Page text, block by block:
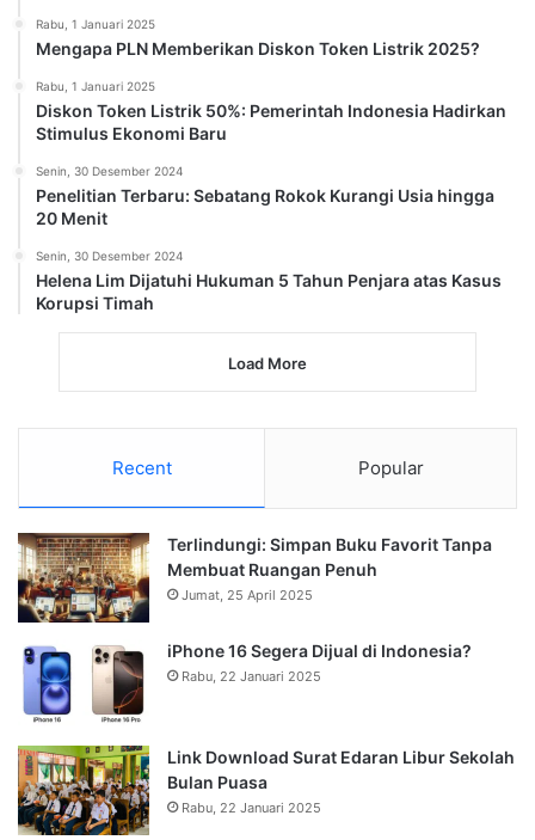
Rabu, 1 Januari 2025
Mengapa PLN Memberikan Diskon Token Listrik 2025?
Rabu, 1 Januari 2025
Diskon Token Listrik 50%: Pemerintah Indonesia Hadirkan
Stimulus Ekonomi Baru
Senin, 30 Desember 2024
Penelitian Terbaru: Sebatang Rokok Kurangi Usia hingga
20 Menit
Senin, 30 Desember 2024
Helena Lim Dijatuhi Hukuman 5 Tahun Penjara atas Kasus
Korupsi Timah
Load More
Recent Popular
Terlindungi: Simpan Buku Favorit Tanpa
Membuat Ruangan Penuh
Jumat, 25 April 2025
iPhone 16 Segera Dijual di Indonesia?
Rabu, 22 Januari 2025
Link Download Surat Edaran Libur Sekolah
Bulan Puasa
Rabu, 22 Januari 2025